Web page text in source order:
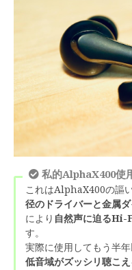
私的AlphaX400使
これはAlphaX400の謳
径のドライバーと金属
により 自然声に迫るHi-
す。
実際に使用してもう半年
低音域がズッシリ聴こ